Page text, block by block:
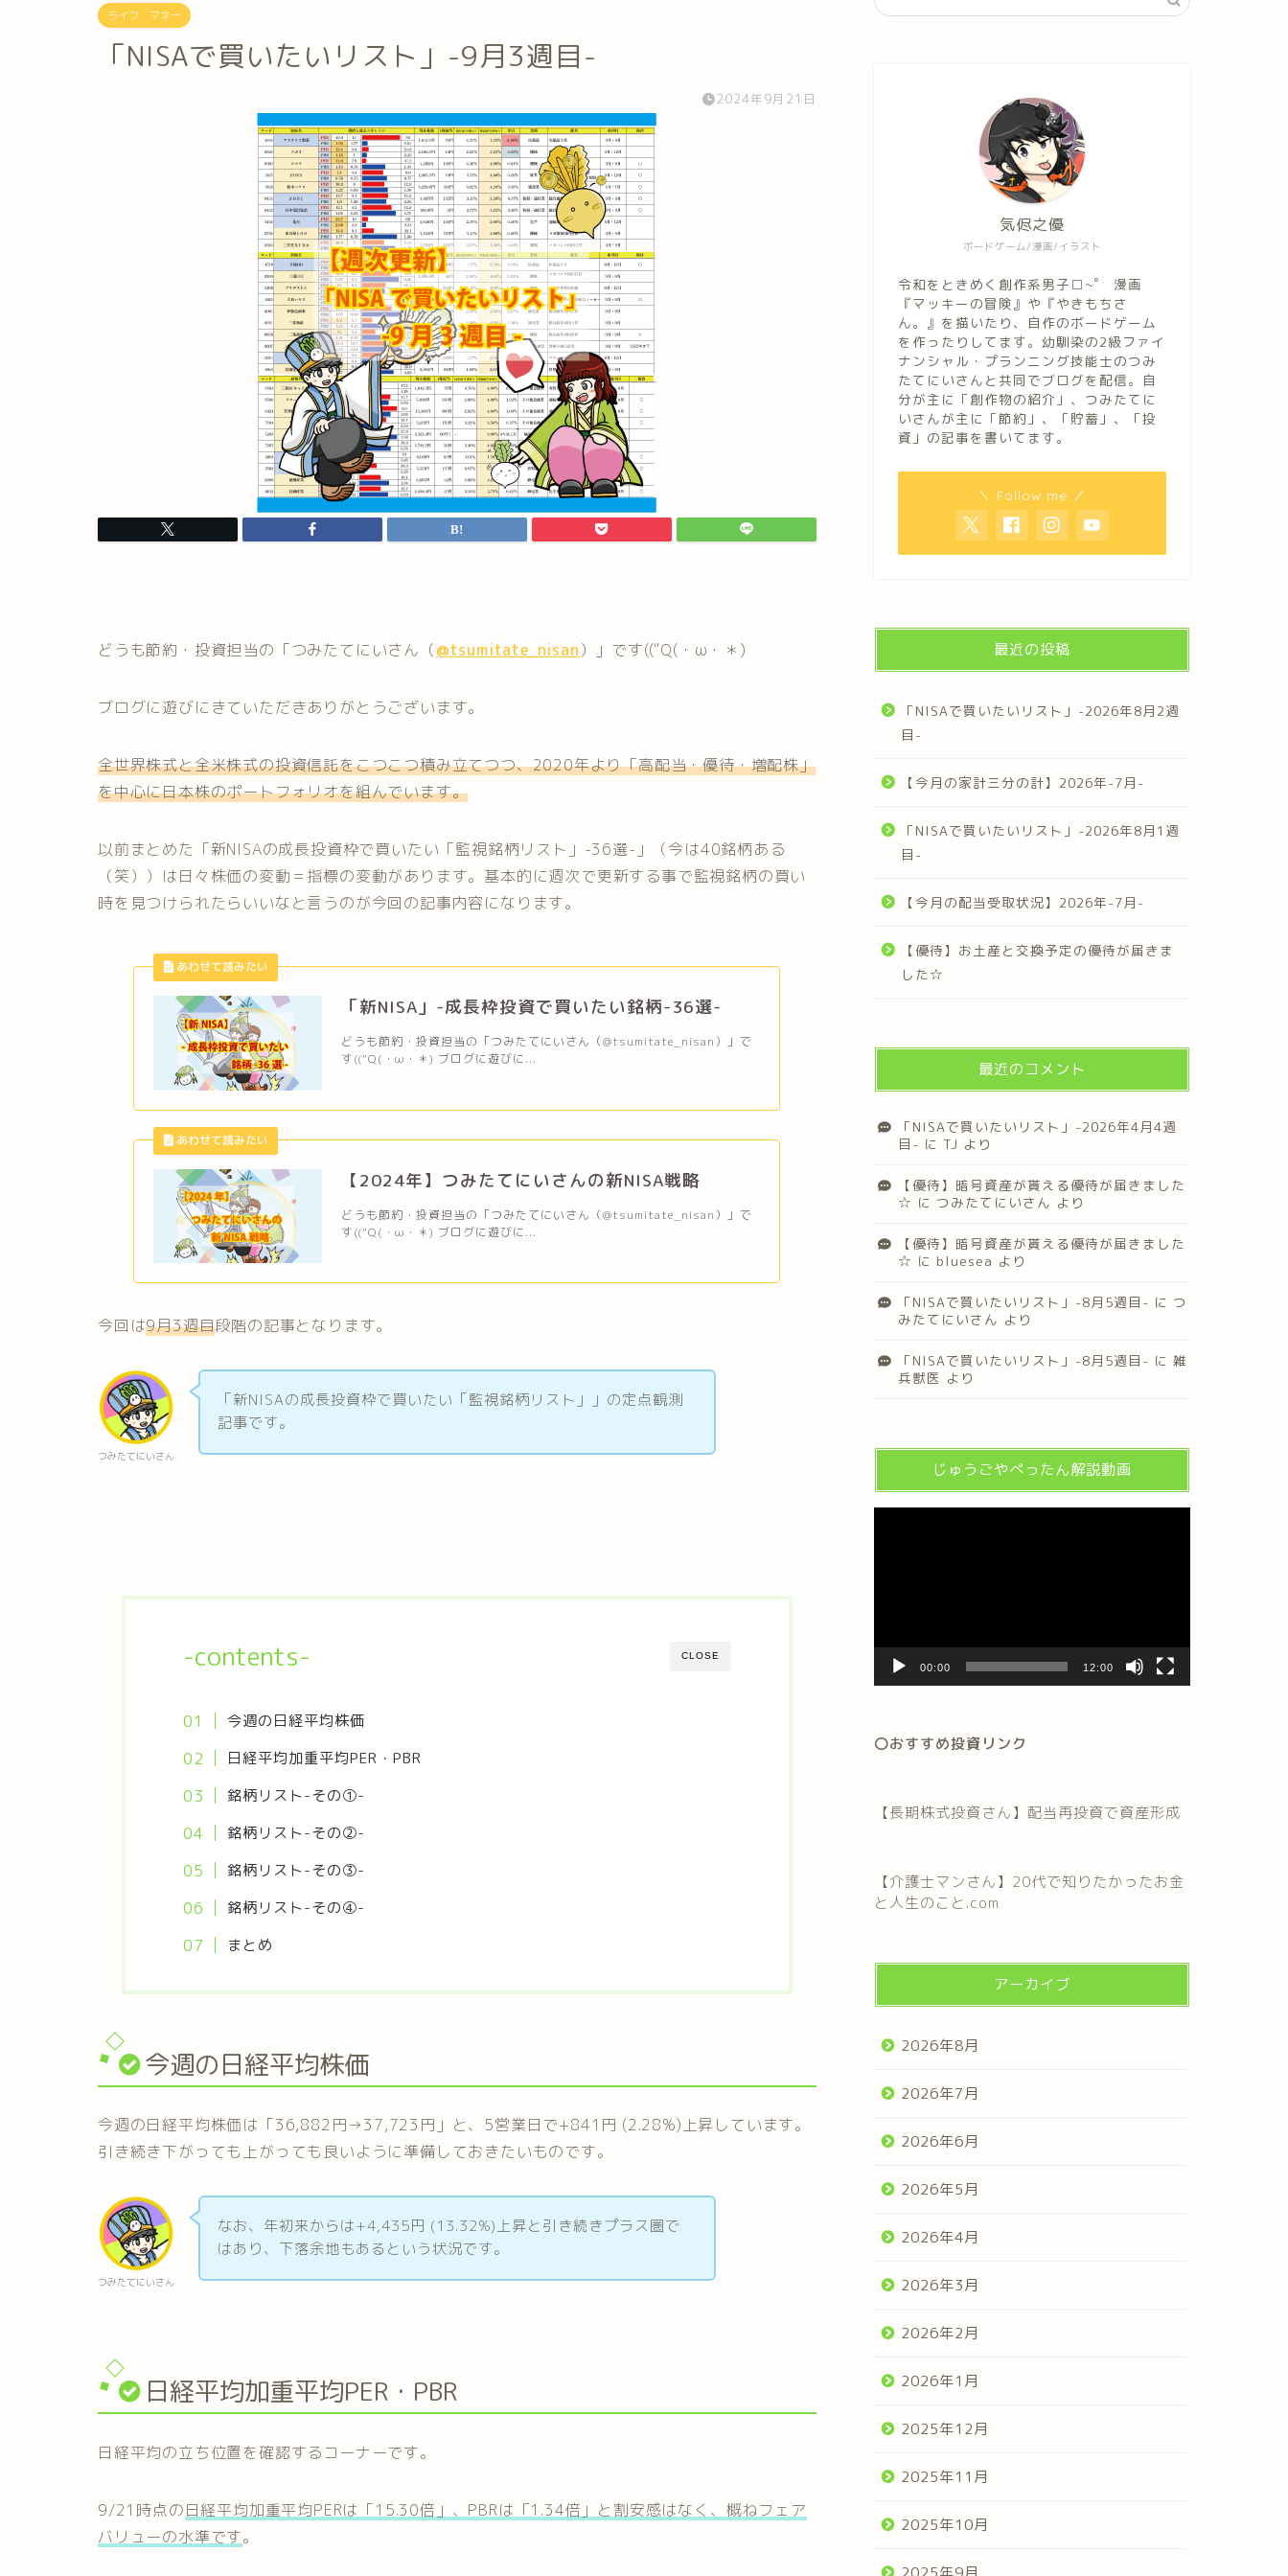
ライフ・マネー
「NISAで買いたいリスト」-9月3週目-
2024年9月21日
どうも節約・投資担当の「つみたてにいさん（@tsumitate_nisan）」です((“Q(・ω・＊)
ブログに遊びにきていただきありがとうございます。
全世界株式と全米株式の投資信託をこつこつ積み立てつつ、2020年より「高配当・優待・増配株」
を中心に日本株のポートフォリオを組んでいます。
以前まとめた「新NISAの成長投資枠で買いたい「監視銘柄リスト」-36選-」（今は40銘柄ある
（笑））は日々株価の変動＝指標の変動があります。基本的に週次で更新する事で監視銘柄の買い
時を見つけられたらいいなと言うのが今回の記事内容になります。
「新NISA」-成長枠投資で買いたい銘柄-36選-
どうも節約・投資担当の「つみたてにいさん（@tsumitate_nisan）」で
す((“Q(・ω・＊) ブログに遊びに...
【2024年】つみたてにいさんの新NISA戦略
どうも節約・投資担当の「つみたてにいさん（@tsumitate_nisan）」で
す((“Q(・ω・＊) ブログに遊びに...
今回は9月3週目段階の記事となります。
つみたてにいさん
「新NISAの成長投資枠で買いたい「監視銘柄リスト」」の定点観測
記事です。
CLOSE
-contents-
今週の日経平均株価
日経平均加重平均PER・PBR
銘柄リスト-その①-
銘柄リスト-その②-
銘柄リスト-その③-
銘柄リスト-その④-
まとめ
今週の日経平均株価
今週の日経平均株価は「36,882円→37,723円」と、5営業日で+841円 (2.28%)上昇しています。
引き続き下がっても上がっても良いように準備しておきたいものです。
つみたてにいさん
なお、年初来からは+4,435円 (13.32%)上昇と引き続きプラス圏で
はあり、下落余地もあるという状況です。
日経平均加重平均PER・PBR
日経平均の立ち位置を確認するコーナーです。
9/21時点の日経平均加重平均PERは「15.30倍」、PBRは「1.34倍」と割安感はなく、概ねフェア
バリューの水準です。
ボードゲーム/漫画/イラスト
気侭之優
令和をときめく創作系男子□~゜ 漫画
『マッキーの冒険』や『やきもちさ
ん。』を描いたり、自作のボードゲーム
を作ったりしてます。幼馴染の2級ファイ
ナンシャル・プランニング技能士のつみ
たてにいさんと共同でブログを配信。自
分が主に「創作物の紹介」、つみたてに
いさんが主に「節約」、「貯蓄」、「投
資」の記事を書いてます。
＼ Follow me ／
最近の投稿
「NISAで買いたいリスト」-2026年8月2週
目-
【今月の家計三分の計】2026年-7月-
「NISAで買いたいリスト」-2026年8月1週
目-
【今月の配当受取状況】2026年-7月-
【優待】お土産と交換予定の優待が届きま
した☆
最近のコメント
「NISAで買いたいリスト」-2026年4月4週
目- に TJ より
【優待】暗号資産が貰える優待が届きました
☆ に つみたてにいさん より
【優待】暗号資産が貰える優待が届きました
☆ に bluesea より
「NISAで買いたいリスト」-8月5週目- に つ
みたてにいさん より
「NISAで買いたいリスト」-8月5週目- に 雑
兵獣医 より
じゅうごやぺったん解説動画
ー
00:00 12:00
〇おすすめ投資リンク
【長期株式投資さん】配当再投資で資産形成
【介護士マンさん】20代で知りたかったお金
と人生のこと.com
アーカイブ
2026年8月
2026年7月
2026年6月
2026年5月
2026年4月
2026年3月
2026年2月
2026年1月
2025年12月
2025年11月
2025年10月